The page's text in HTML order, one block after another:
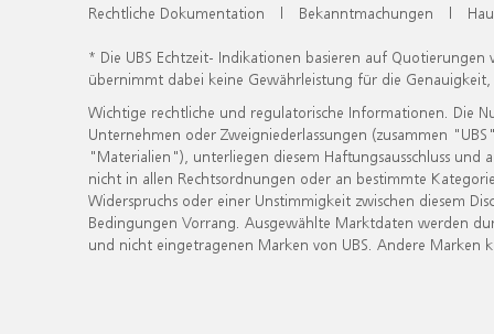
Rechtliche Dokumentation | Bekanntmachungen |
* Die UBS Echtzeit- Indikationen basieren auf
übernimmt dabei keine Gewährleistung für die
Wichtige rechtliche und regulatorische Informationen. Die
Unternehmen oder Zweigniederlassungen (zusammen
"Materialien"), unterliegen diesem Haftungsausschluss
nicht in allen Rechtsordnungen oder an bestimmte
Widerspruchs oder einer Unstimmigkeit zwischen diesem
Bedingungen Vorrang. Ausgewählte Marktdaten werden
und nicht eingetragenen Marken von UBS. Andere Marken